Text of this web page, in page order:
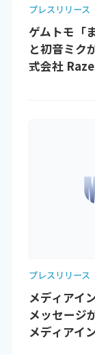
プレスリリース
ゲムトモ「
と初音ミク
式会社
プレスリリース
メディアイ
メッセージ
メディアイ